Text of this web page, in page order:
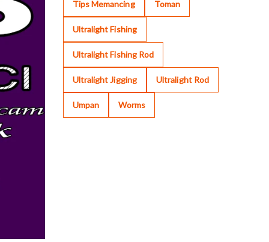
Tips Memancing Toman
Ultralight Fishing
Ultralight Fishing Rod
Ultralight Jigging Ultralight Rod
Umpan Worms